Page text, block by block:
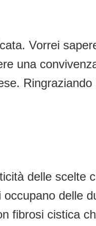
Vorrei
una
delle scelte
delle
fibrosi cistica